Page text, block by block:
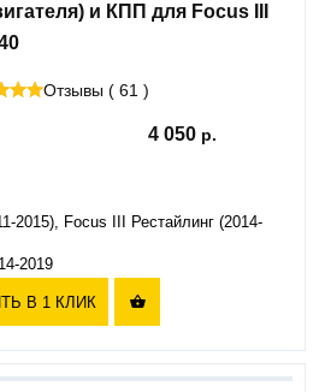
и КПП для Focus III
Отзывы ( 61 )
4 050
2015), Focus III Рестайлинг (2014-
2019
В 1 КЛИК 